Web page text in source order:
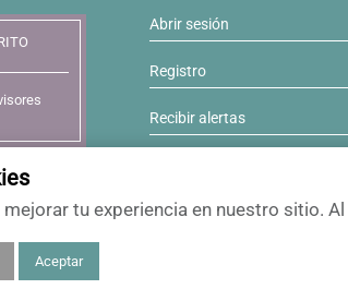
tu experiencia en nuestro sitio.
Aceptar
Abrir sesión
Registro
Recibir alertas